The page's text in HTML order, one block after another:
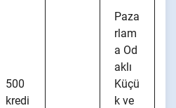
500
kredi
Paza
rlam
a Od
aklı
Küçü
k ve